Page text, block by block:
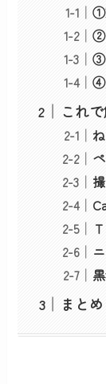
①
②
③
④
これ
まとめ